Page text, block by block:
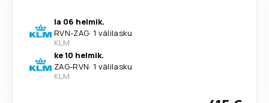
la 06 helmik.
RVN-ZAG· 1 välilasku
KLM
ke 10 helmik.
ZAG-RVN· 1 välilasku
KLM